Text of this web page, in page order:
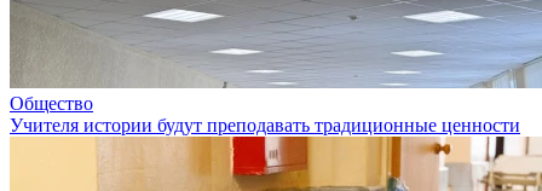
Общество
Учителя истории будут преподавать традиционные ценности